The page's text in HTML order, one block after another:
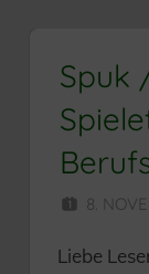
Spuk
8.
Liebe